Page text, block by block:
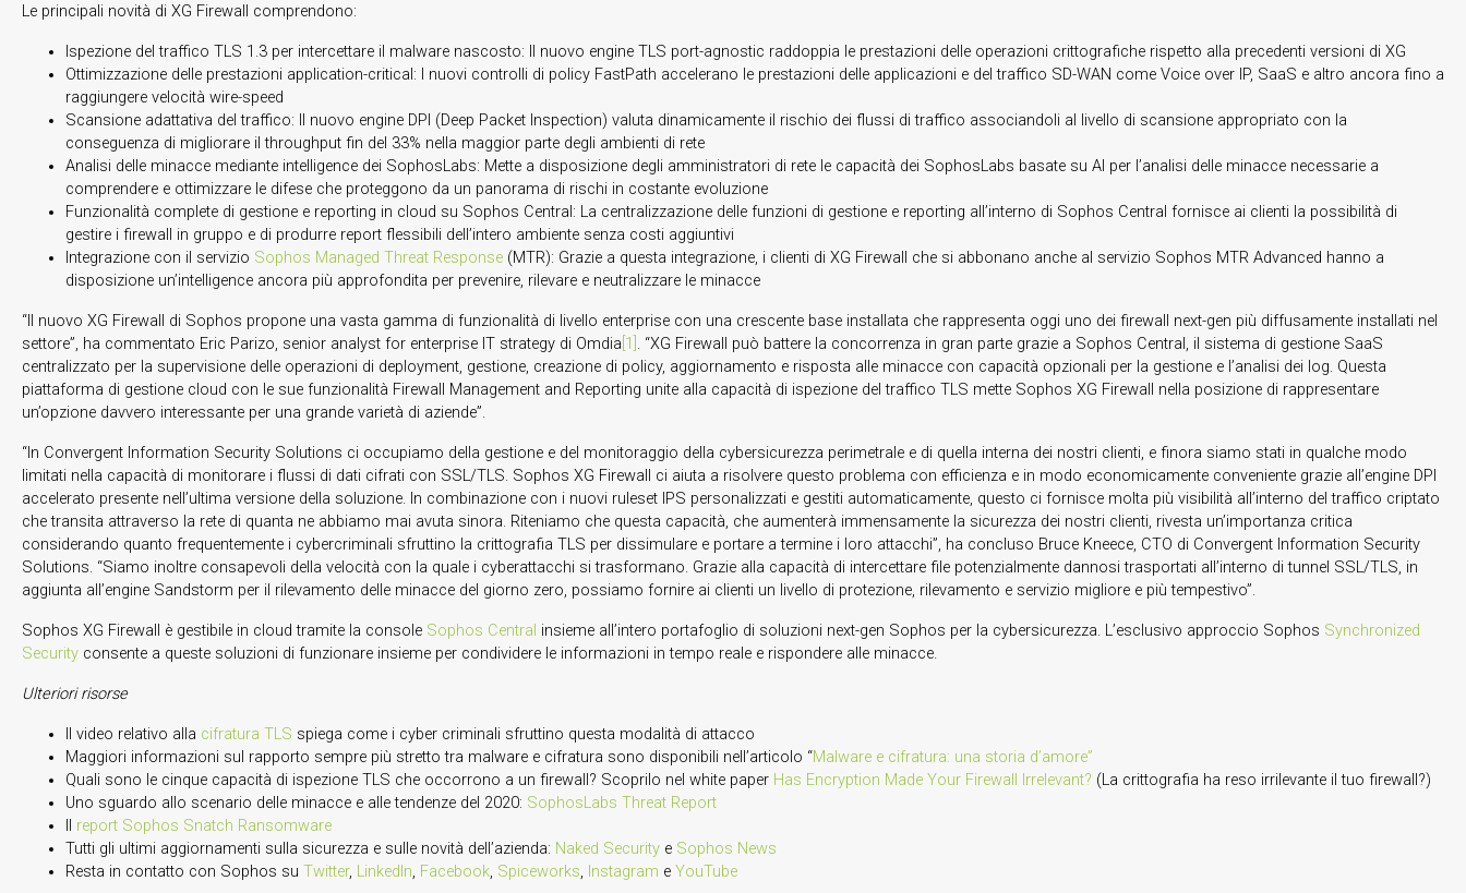
Le principali novità di XG Firewall comprendono:
Ispezione del traffico TLS 1.3 per intercettare il malware nascosto: Il nuovo engine TLS port-agnostic raddoppia le prestazioni delle operazioni crittografiche rispetto alla precedenti versioni di XG
Ottimizzazione delle prestazioni application-critical: I nuovi controlli di policy FastPath accelerano le prestazioni delle applicazioni e del traffico SD-WAN come Voice over IP, SaaS e altro ancora fino a
raggiungere velocità wire-speed
Scansione adattativa del traffico: Il nuovo engine DPI (Deep Packet Inspection) valuta dinamicamente il rischio dei flussi di traffico associandoli al livello di scansione appropriato con la
conseguenza di migliorare il throughput fin del 33% nella maggior parte degli ambienti di rete
Analisi delle minacce mediante intelligence dei SophosLabs: Mette a disposizione degli amministratori di rete le capacità dei SophosLabs basate su AI per l’analisi delle minacce necessarie a
comprendere e ottimizzare le difese che proteggono da un panorama di rischi in costante evoluzione
Funzionalità complete di gestione e reporting in cloud su Sophos Central: La centralizzazione delle funzioni di gestione e reporting all’interno di Sophos Central fornisce ai clienti la possibilità di
gestire i firewall in gruppo e di produrre report flessibili dell’intero ambiente senza costi aggiuntivi
Integrazione con il servizio Sophos Managed Threat Response (MTR): Grazie a questa integrazione, i clienti di XG Firewall che si abbonano anche al servizio Sophos MTR Advanced hanno a
disposizione un’intelligence ancora più approfondita per prevenire, rilevare e neutralizzare le minacce
“Il nuovo XG Firewall di Sophos propone una vasta gamma di funzionalità di livello enterprise con una crescente base installata che rappresenta oggi uno dei firewall next-gen più diffusamente installati nel
settore”, ha commentato Eric Parizo, senior analyst for enterprise IT strategy di Omdia [1] . “XG Firewall può battere la concorrenza in gran parte grazie a Sophos Central, il sistema di gestione SaaS
centralizzato per la supervisione delle operazioni di deployment, gestione, creazione di policy, aggiornamento e risposta alle minacce con capacità opzionali per la gestione e l’analisi dei log. Questa
piattaforma di gestione cloud con le sue funzionalità Firewall Management and Reporting unite alla capacità di ispezione del traffico TLS mette Sophos XG Firewall nella posizione di rappresentare
un’opzione davvero interessante per una grande varietà di aziende”.
“In Convergent Information Security Solutions ci occupiamo della gestione e del monitoraggio della cybersicurezza perimetrale e di quella interna dei nostri clienti, e finora siamo stati in qualche modo
limitati nella capacità di monitorare i flussi di dati cifrati con SSL/TLS. Sophos XG Firewall ci aiuta a risolvere questo problema con efficienza e in modo economicamente conveniente grazie all’engine DPI
accelerato presente nell’ultima versione della soluzione. In combinazione con i nuovi ruleset IPS personalizzati e gestiti automaticamente, questo ci fornisce molta più visibilità all’interno del traffico criptato
che transita attraverso la rete di quanta ne abbiamo mai avuta sinora. Riteniamo che questa capacità, che aumenterà immensamente la sicurezza dei nostri clienti, rivesta un’importanza critica
considerando quanto frequentemente i cybercriminali sfruttino la crittografia TLS per dissimulare e portare a termine i loro attacchi”, ha concluso Bruce Kneece, CTO di Convergent Information Security
Solutions. “Siamo inoltre consapevoli della velocità con la quale i cyberattacchi si trasformano. Grazie alla capacità di intercettare file potenzialmente dannosi trasportati all’interno di tunnel SSL/TLS, in
aggiunta all’engine Sandstorm per il rilevamento delle minacce del giorno zero, possiamo fornire ai clienti un livello di protezione, rilevamento e servizio migliore e più tempestivo”.
Sophos XG Firewall è gestibile in cloud tramite la console Sophos Central insieme all’intero portafoglio di soluzioni next-gen Sophos per la cybersicurezza. L’esclusivo approccio Sophos Synchronized
Security consente a queste soluzioni di funzionare insieme per condividere le informazioni in tempo reale e rispondere alle minacce.
Ulteriori risorse
Il video relativo alla cifratura TLS spiega come i cyber criminali sfruttino questa modalità di attacco
Maggiori informazioni sul rapporto sempre più stretto tra malware e cifratura sono disponibili nell’articolo “Malware e cifratura: una storia d’amore”
Quali sono le cinque capacità di ispezione TLS che occorrono a un firewall? Scoprilo nel white paper Has Encryption Made Your Firewall Irrelevant? (La crittografia ha reso irrilevante il tuo firewall?)
Uno sguardo allo scenario delle minacce e alle tendenze del 2020: SophosLabs Threat Report
report Sophos Snatch Ransomware
Tutti gli ultimi aggiornamenti sulla sicurezza e sulle novità dell’azienda: Naked Security e Sophos News
Resta in contatto con Sophos su Twitter, LinkedIn, Facebook, Spiceworks, Instagram e YouTube